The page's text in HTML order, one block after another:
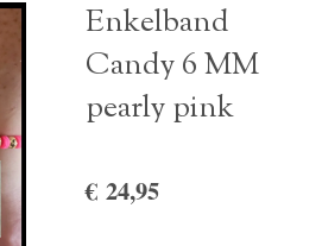
Enkelband
Candy 6 MM
pearly pink
€ 24,95